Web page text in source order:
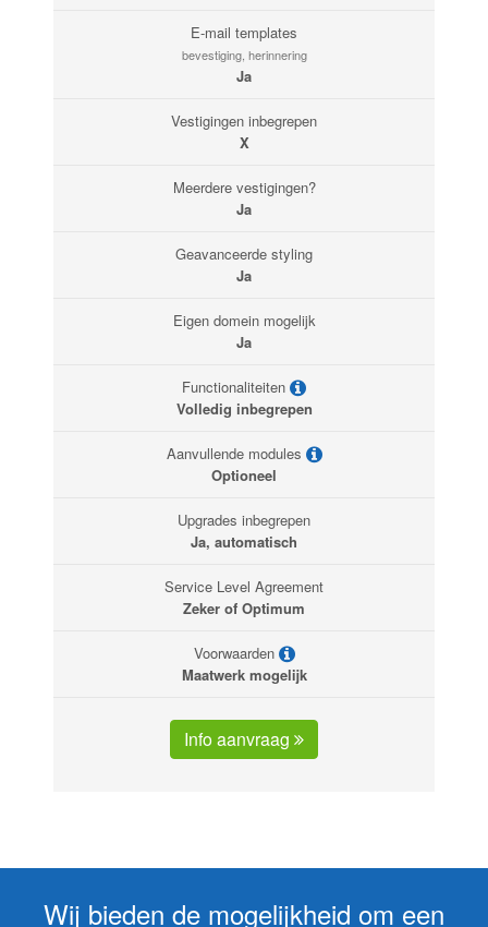
E-mail templates
bevestiging, herinnering
Ja
Vestigingen inbegrepen
X
Meerdere vestigingen?
Ja
Geavanceerde styling
Ja
Eigen domein mogelijk
Ja
Functionaliteiten
Volledig inbegrepen
Aanvullende modules
Optioneel
Upgrades inbegrepen
Ja, automatisch
Service Level Agreement
Zeker of Optimum
Voorwaarden
Maatwerk mogelijk
Info aanvraag
Wij bieden de mogelijkheid om een